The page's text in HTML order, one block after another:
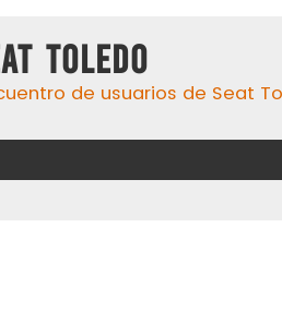
Toledo
de usuarios de Seat